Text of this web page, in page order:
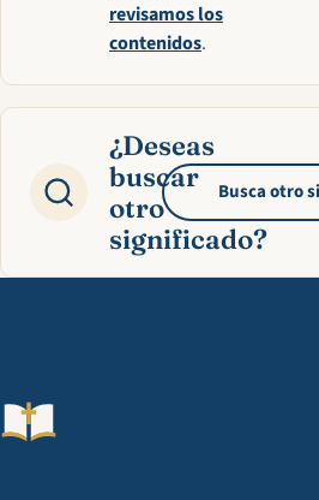
revisamos los
contenidos.
¿Deseas
buscar
otro
significado?
Busca otro